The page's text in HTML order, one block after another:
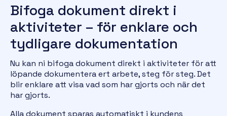
Bifoga dokument direkt i
aktiviteter – för enklare och
tydligare dokumentation
Nu kan ni bifoga dokument direkt i aktiviteter för att
löpande dokumentera ert arbete, steg för steg. Det
blir enklare att visa vad som har gjorts och när det
har gjorts.
Alla dokument sparas automatiskt i kundens